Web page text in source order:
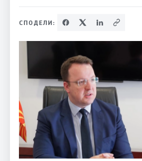
СПОДЕЛИ: